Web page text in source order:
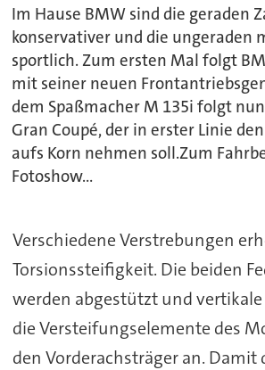
Im Hause BMW sind die geraden
konservativer und die ungeraden
sportlich. Zum ersten Mal folgt
mit seiner neuen
dem Spaßmacher M 135i folgt
Gran Coupé, der in erster Linie
aufs Korn nehmen soll.Zum
Fotoshow...
Verschiedene Verstrebungen
Torsionssteifigkeit. Die beiden
werden abgestützt und
die Versteifungselemente des
den Vorderachsträger an. Damit